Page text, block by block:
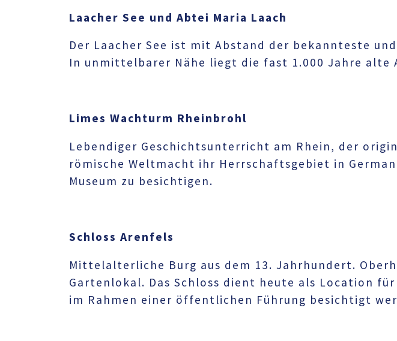
Laacher See und Abtei Maria Laach
Der Laacher See ist mit Abstand der bekannteste
In unmittelbarer Nähe liegt die fast 1.000 Jahre alte
Limes Wachturm Rheinbrohl
Lebendiger Geschichtsunterricht am Rhein, der
römische Weltmacht ihr Herrschaftsgebiet in
Museum zu besichtigen.
Schloss Arenfels
Mittelalterliche Burg aus dem 13. Jahrhundert.
Gartenlokal. Das Schloss dient heute als Location
im Rahmen einer öffentlichen Führung besichtigt